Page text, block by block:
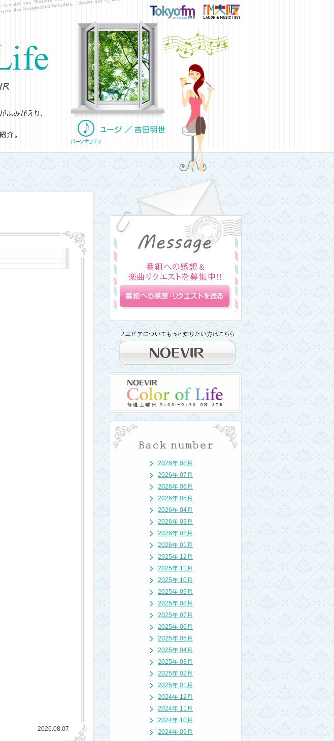
2026.08.07
2026年 08月
2026年 07月
2026年 06月
2026年 05月
2026年 04月
2026年 03月
2026年 02月
2026年 01月
2025年 12月
2025年 11月
2025年 10月
2025年 09月
2025年 08月
2025年 07月
2025年 06月
2025年 05月
2025年 04月
2025年 03月
2025年 02月
2025年 01月
2024年 12月
2024年 11月
2024年 10月
2024年 09月